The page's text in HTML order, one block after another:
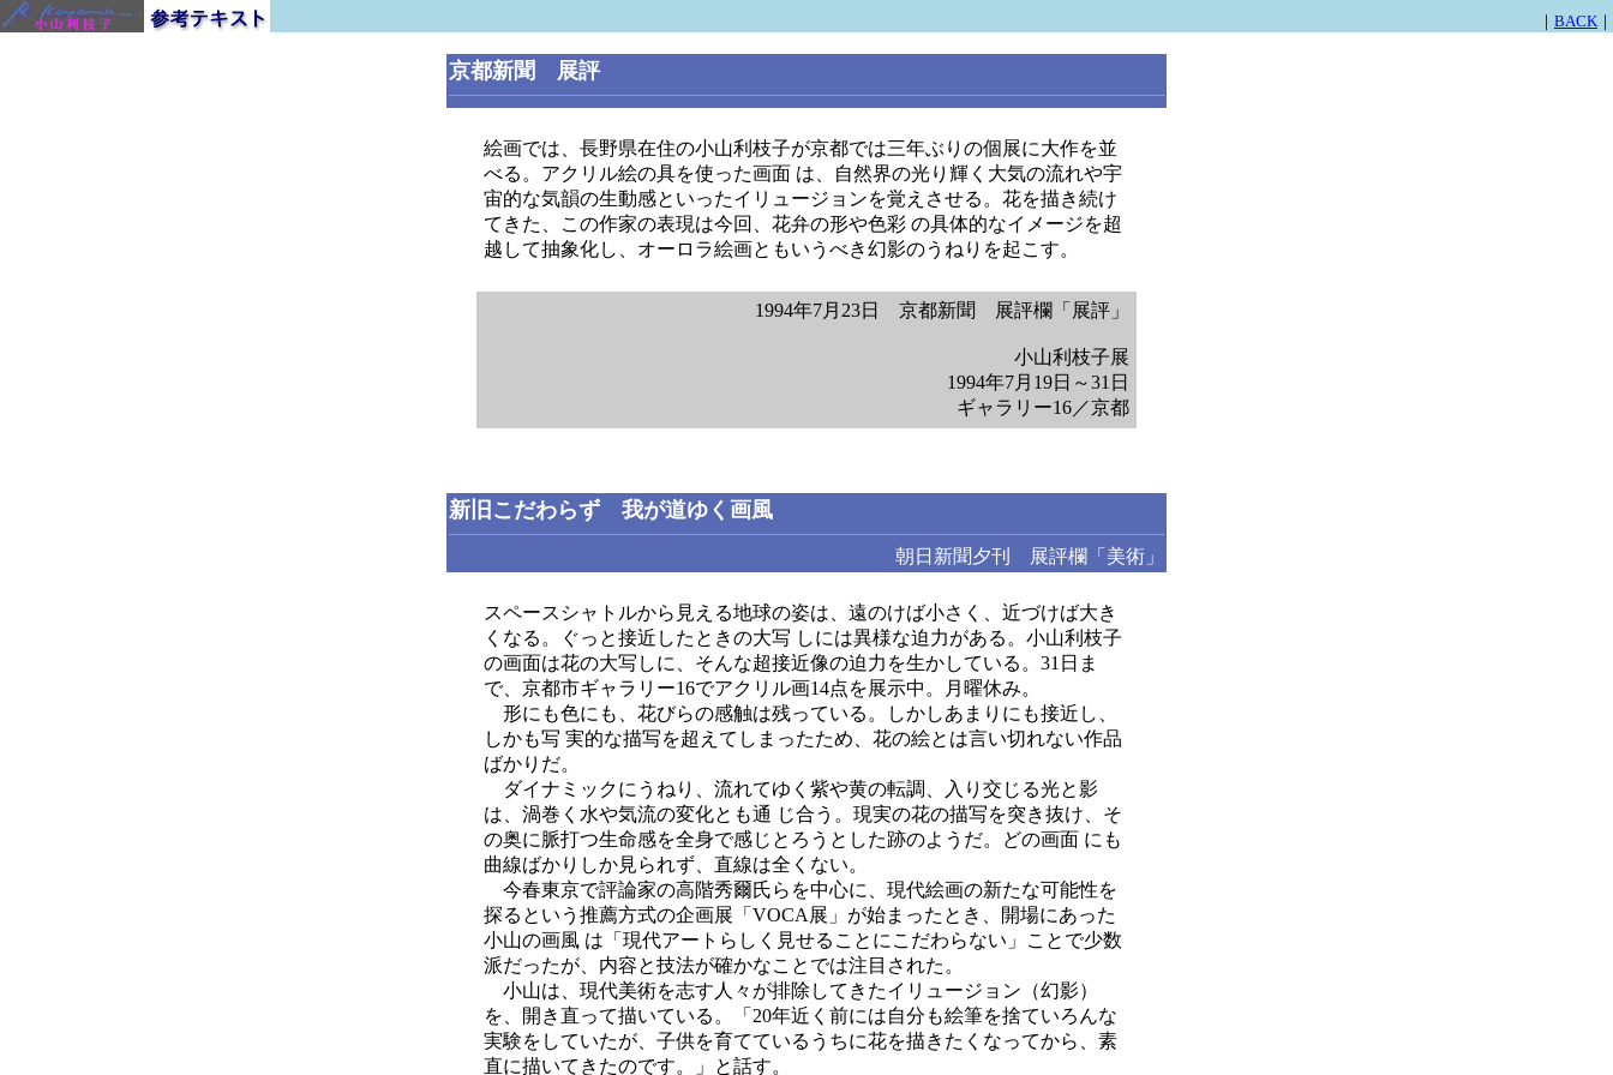
｜ BACK ｜
京都新聞 展評
絵画では、長野県在住の小山利枝子が京都では三年ぶりの個展に大作を並
べる。アクリル絵の具を使った画面 は、自然界の光り輝く大気の流れや宇
宙的な気韻の生動感といったイリュージョンを覚えさせる。花を描き続け
てきた、この作家の表現は今回、花弁の形や色彩 の具体的なイメージを超
越して抽象化し、オーロラ絵画ともいうべき幻影のうねりを起こす。
1994年7月23日 京都新聞 展評欄「展評」
小山利枝子展
1994年7月19日～31日
ギャラリー16／京都
新旧こだわらず 我が道ゆく画風
朝日新聞夕刊 展評欄「美術」
スペースシャトルから見える地球の姿は、遠のけば小さく、近づけば大き
くなる。ぐっと接近したときの大写 しには異様な迫力がある。小山利枝子
の画面は花の大写しに、そんな超接近像の迫力を生かしている。31日ま
で、京都市ギャラリー16でアクリル画14点を展示中。月曜休み。
形にも色にも、花びらの感触は残っている。しかしあまりにも接近し、
しかも写 実的な描写を超えてしまったため、花の絵とは言い切れない作品
ばかりだ。
ダイナミックにうねり、流れてゆく紫や黄の転調、入り交じる光と影
は、渦巻く水や気流の変化とも通 じ合う。現実の花の描写を突き抜け、そ
の奥に脈打つ生命感を全身で感じとろうとした跡のようだ。どの画面 にも
曲線ばかりしか見られず、直線は全くない。
今春東京で評論家の高階秀爾氏らを中心に、現代絵画の新たな可能性を
探るという推薦方式の企画展「VOCA展」が始まったとき、開場にあった
小山の画風 は「現代アートらしく見せることにこだわらない」ことで少数
派だったが、内容と技法が確かなことでは注目された。
小山は、現代美術を志す人々が排除してきたイリュージョン（幻影）
を、開き直って描いている。「20年近く前には自分も絵筆を捨ていろんな
実験をしていたが、子供を育てているうちに花を描きたくなってから、素
直に描いてきたのです。」と話す。